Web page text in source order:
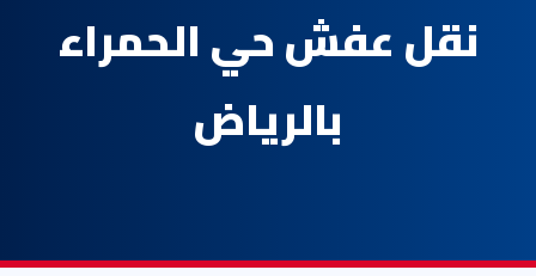
نقل عفش حي الحمراء
بالرياض